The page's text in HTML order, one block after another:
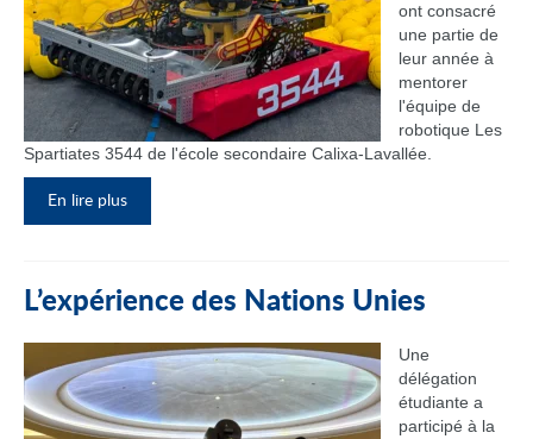
ont consacré
une partie de
leur année à
mentorer
l'équipe de
robotique Les
Spartiates 3544 de l'école secondaire Calixa-Lavallée.
En lire plus
L’expérience des Nations Unies
Une
délégation
étudiante a
participé à la